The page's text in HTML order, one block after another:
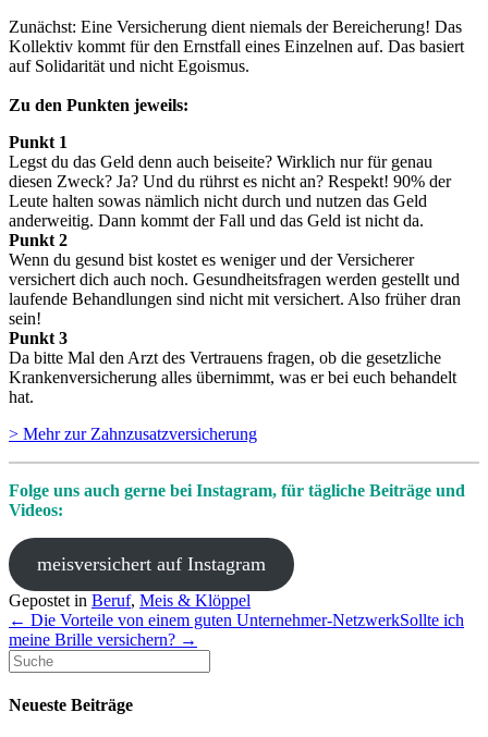
Zunächst: Eine Versicherung dient niemals der Bereicherung! Das
Kollektiv kommt für den Ernstfall eines Einzelnen auf. Das basiert
auf Solidarität und nicht Egoismus.
Zu den Punkten jeweils:
Punkt 1
Legst du das Geld denn auch beiseite? Wirklich nur für genau
diesen Zweck? Ja? Und du rührst es nicht an? Respekt! 90% der
Leute halten sowas nämlich nicht durch und nutzen das Geld
anderweitig. Dann kommt der Fall und das Geld ist nicht da.
Punkt 2
Wenn du gesund bist kostet es weniger und der Versicherer
versichert dich auch noch. Gesundheitsfragen werden gestellt und
laufende Behandlungen sind nicht mit versichert. Also früher dran
sein!
Punkt 3
Da bitte Mal den Arzt des Vertrauens fragen, ob die gesetzliche
Krankenversicherung alles übernimmt, was er bei euch behandelt
hat.
> Mehr zur Zahnzusatzversicherung
Folge uns auch gerne bei Instagram, für tägliche Beiträge und
Videos:
meisversichert auf Instagram
Gepostet in Beruf, Meis & Klöppel
← Die Vorteile von einem guten Unternehmer-NetzwerkSollte ich
meine Brille versichern? →
Neueste Beiträge